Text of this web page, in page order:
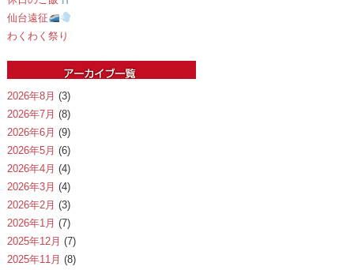
仙台遠征
わくわく祭り
2026年8月 (3)
2026年7月 (8)
2026年6月 (9)
2026年5月 (6)
2026年4月 (4)
2026年3月 (4)
2026年2月 (3)
2026年1月 (7)
2025年12月 (7)
2025年11月 (8)